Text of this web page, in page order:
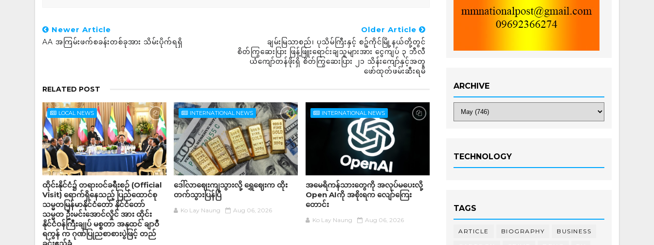
Newer Article
AA အကြမ်းဖက်စခန်းတစ်ခုအား သိမ်းပိုက်ရရှိ
Older Article
ချမ်းမြသာစည်၊ ပုသိမ်ကြီးနှင့် စဉ့်ကိုင်မြို့နယ်တို့တွင်
စိတ်ကြွဆေးပြား ဖြန့်ဖြူးရောင်းချသူများအား ငွေကျပ် ၃ ဘီလီ
ယံကျော်တန်ဖိုးရှိ စိတ်ကြွဆေးပြား ၂၁ သိန်းကျော်နှင့်အတူ
ဖော်ထုတ်ဖမ်းဆီးရမိ
RELATED POST
LOCAL NEWS
ထိုင်းနိုင်ငံ၌ တရားဝင်ခရီးစဉ် (Official
Visit) ရောက်ရှိနေသည့် ပြည်ထောင်စု
သမ္မတမြန်မာနိုင်ငံတော် နိုင်ငံတော်
သမ္မတ ဦးမင်းအောင်လှိုင် အား ထိုင်း
နိုင်ငံဝန်ကြီးချုပ် မစ္စတာ အနုထင် ချာဝီ
ရကွန် က ဂုဏ်ပြုညစာစားပွဲဖြင့် တည်
INTERNATIONAL NEWS
ဒေါ်လာဈေးကျသွားလို့ ရွှေဈေးက ထိုး
တက်သွားပြန်ပြီ
Ko Lay Naung Aug 06, 2026
INTERNATIONAL NEWS
အမေရိကန်သားတွေကို အလုပ်မပေးလို့
Open AIကို အစိုးရက လျော်ကြေး
တောင်း
Ko Lay Naung Aug 06, 2026
ARCHIVE
TECHNOLOGY
TAGS
ARTICLE BIOGRAPHY BUSINESS